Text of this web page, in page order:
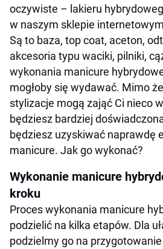
oczywiste – lakieru
w naszym sklepie internetowym
Są to baza, top coat, aceton,
akcesoria typu waciki, pilniki,
wykonania manicure
mogłoby się wydawać. Mimo
stylizacje mogą zająć Ci nieco
będziesz bardziej
będziesz uzyskiwać naprawdę
manicure. Jak go wykonać?
Wykonanie manicure
kroku
Proces wykonania manicure
podzielić na kilka etapów. Dla
podzielmy go na przygotowanie